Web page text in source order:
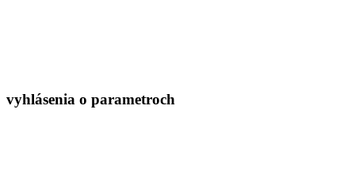
vyhlásenia o parametroch